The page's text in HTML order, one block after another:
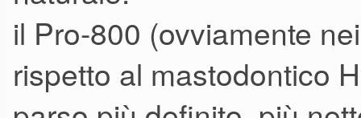
adatte ancbe alle ritmica e
suoni "snappy".
il Pro-800 (ovviamente
rispetto al mastodontico